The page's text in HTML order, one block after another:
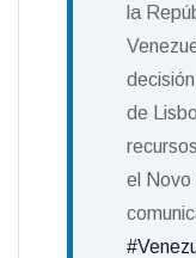
la
de
el Novo